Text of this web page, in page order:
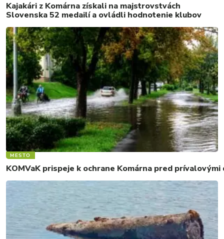
Kajakári z Komárna získali na majstrovstvách
Slovenska 52 medailí a ovládli hodnotenie klubov
MESTO
KOMVaK prispeje k ochrane Komárna pred